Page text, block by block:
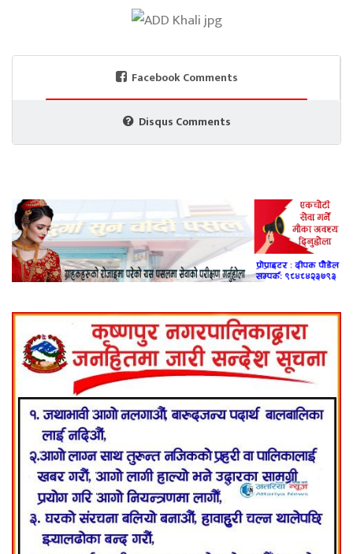
Facebook Comments
Disqus Comments